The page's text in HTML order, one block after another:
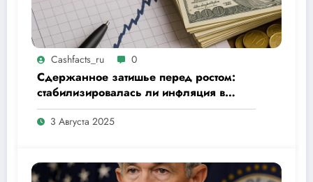
Cashfacts_ru 0
Сдержанное затишье перед ростом:
стабилизировалась ли инфляция в
США во втором квартале 2025 года
3 Августа 2025